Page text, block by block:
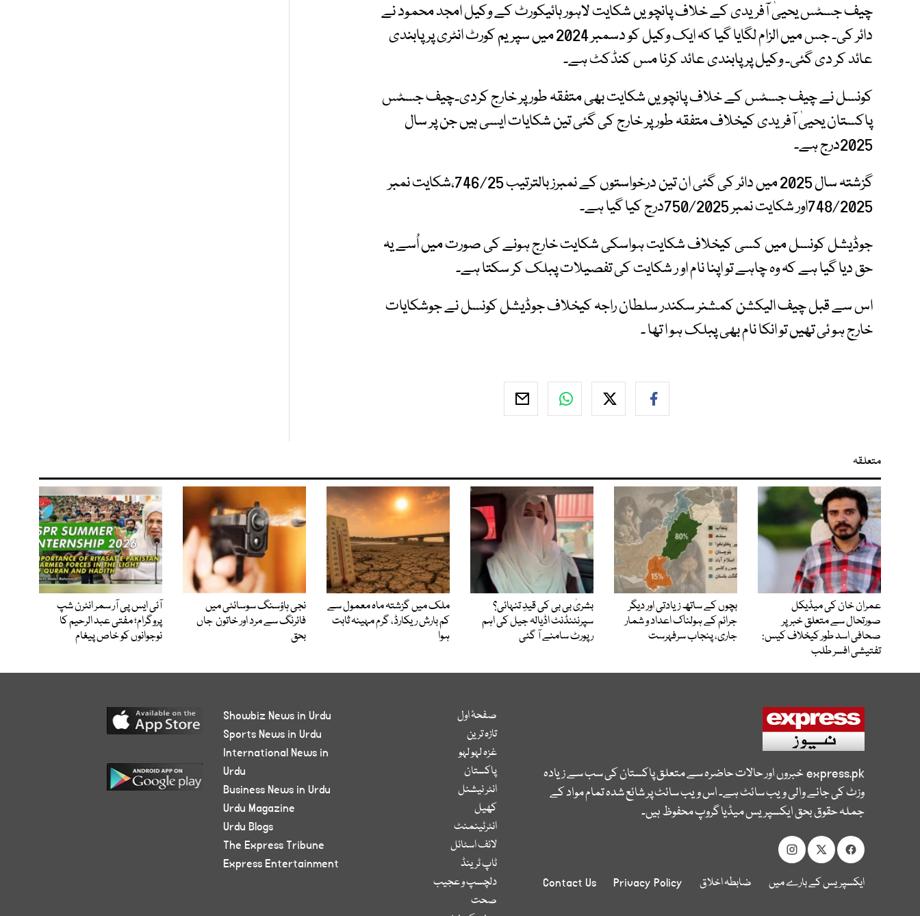
چیف جسٹس یحییٰ آفریدی کے خلاف پانچویں شکایت لاہور ہائیکورٹ کے وکیل امجد محمود نے
دائر کی۔ جس میں الزام لگایا گیا کہ ایک وکیل کو دسمبر 2024 میں سپریم کورٹ انٹری پر پابندی
عائد کر دی گئی۔ وکیل پر پابندی عائد کرنا مس کنڈکٹ ہے۔
کونسل نے چیف جسٹس کے خلاف پانچویں شکایت بھی متفقہ طور پر خارج کردی۔چیف جسٹس
پاکستان یحییٰ آفریدی کیخلاف متفقہ طور پر خارج کی گئی تین شکایات ایسی ہیں جن پر سال
2025درج ہے۔
گزشتہ سال 2025 میں دائر کی گئی ان تین درخواستوں کے نمبرز بالترتیب 746/25،شکایت نمبر
748/2025اور شکایت نمبر 750/2025درج کیا گیا ہے۔
جوڈیشل کونسل میں کسی کیخلاف شکایت ہواسکی شکایت خارج ہونے کی صورت میں اُسے یہ
حق دیا گیا ہے کہ وہ چاہے تو اپنا نام او ر شکایت کی تفصیلات پبلک کر سکتا ہے۔
اس سے قبل چیف الیکشن کمشنر سکندر سلطان راجہ کیخلاف جوڈیشل کونسل نے جوشکایات
خارج ہو ئی تھیں تو انکا نام بھی پبلک ہو ا تھا ۔
متعلقہ
عمران خان کی میڈیکل
صورتحال سے متعلق خبر پر
صحافی اسد طور کیخلاف کیس:
تفتیشی افسر طلب
بچوں کے ساتھ زیادتی اور دیگر
جرائم کے ہولناک اعداد و شمار
جاری، پنجاب سرفہرست
بشریٰ بی بی کی قیدِ تنہائی؟
سپرنٹنڈنٹ اڈیالہ جیل کی اہم
رپورٹ سامنے آ گئی
ملک میں گزشتہ ماہ معمول سے
کم بارش ریکارڈ، گرم مہینہ ثابت
ہوا
نجی ہاؤسنگ سوسائٹی میں
فائرنگ سے مرد اور خاتون جاں
بحق
آئی ایس پی آر سمر انٹرن شپ
پروگرام؛ مفتی عبد الرحیم کا
نوجوانوں کو خاص پیغام
express.pkخبروں اور حالات حاضرہ سے متعلق پاکستان کی سب سے زیادہ
وزٹ کی جانے والی ویب سائٹ ہے۔ اس ویب سائٹ پر شائع شدہ تمام مواد کے
جملہ حقوق بحق ایکسپریس میڈیا گروپ محفوظ ہیں۔
ایکسپریس کے بارے میں ضابطہ اخلاق Privacy Policy
Contact Us
صفحۂ اول
تازہ ترین
غزہ لہو لہو
پاکستان
انٹر نیشنل
کھیل
انٹرٹینمنٹ
لائف اسٹائل
ٹاپ ٹرینڈ
دلچسپ و عجیب
صحت
Showbiz News in Urdu
Sports News in Urdu
International News in
Urdu
Business News in Urdu
Urdu Magazine
Urdu Blogs
The Express Tribune
Express Entertainment